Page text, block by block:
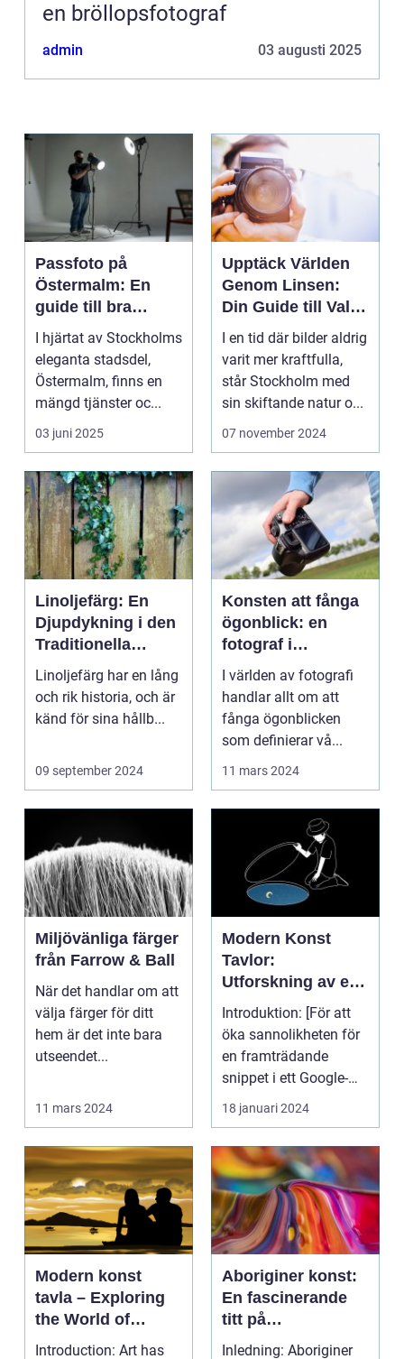
en bröllopsfotograf
admin 03 augusti 2025
Passfoto på
Östermalm: En
guide till bra
porträttfotograferi
ng
I hjärtat av Stockholms
eleganta stadsdel,
Östermalm, finns en
mängd tjänster oc...
03 juni 2025
Upptäck Världen
Genom Linsen:
Din Guide till Val
av Fotograf i
Stockholm
I en tid där bilder aldrig
varit mer kraftfulla,
står Stockholm med
sin skiftande natur o...
07 november 2024
Linoljefärg: En
Djupdykning i den
Traditionella
Målartekniken
Linoljefärg har en lång
och rik historia, och är
känd för sina hållb...
09 september 2024
Konsten att fånga
ögonblick: en
fotograf i
Norrköping
I världen av fotografi
handlar allt om att
fånga ögonblicken
som definierar vå...
11 mars 2024
Miljövänliga färger
från Farrow & Ball
När det handlar om att
välja färger för ditt
hem är det inte bara
utseendet...
11 mars 2024
Modern Konst
Tavlor:
Utforskning av ett
Kreativt Uttryck
Introduktion: [För att
öka sannolikheten för
en framträdande
snippet i ett Google-
sök är det viktigt...
18 januari 2024
Modern konst
tavla – Exploring
the World of
Contemporary Art
Introduction: Art has
Aboriginer konst:
En fascinerande
titt på
ursprungsbefolkni
Inledning: Aboriginer